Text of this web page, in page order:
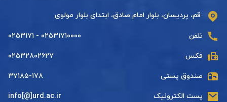
قم، پردیسان، بلوار امام صادق، ابتدای بلوار مولوی
تلفن ۰۲۵۳۱۷۱۰۰۰۰ - ۰۲۵۳۱۷۱
فکس ۰۲۵۳۲۸۰۲۶۲۷
صندوق پستی ۳۷۱۸۵-۱۷۸
پست الکترونیک info[@]urd.ac.ir